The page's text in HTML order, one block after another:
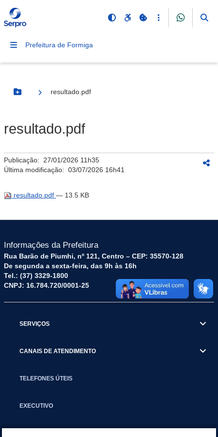
Prefeitura de Formiga
Botão Menu
resultado.pdf
resultado.pdf
Publicação: 27/01/2026 11h35
Última modificação: 03/07/2026 16h41
resultado.pdf — 13.5 KB
Informações da Prefeitura
Rua Barão de Piumhi, nº 121, Centro – CEP: 35570-128
De segunda a sexta-feira, das 9h às 16h
Tel.: (37) 3329-1800
CNPJ: 16.784.720/0001-25
SERVIÇOS
CANAIS DE ATENDIMENTO
TELEFONES ÚTEIS
EXECUTIVO